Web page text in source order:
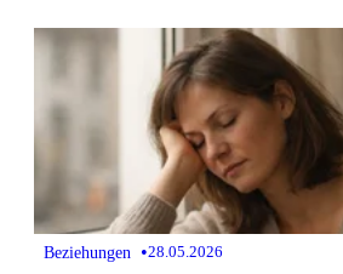
Beziehungen •28.05.2026